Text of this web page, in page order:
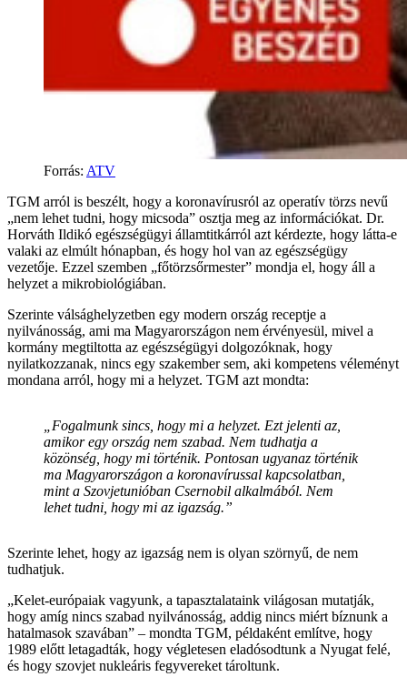
Forrás: ATV
TGM arról is beszélt, hogy a koronavírusról az operatív törzs nevű
„nem lehet tudni, hogy micsoda” osztja meg az információkat. Dr.
Horváth Ildikó egészségügyi államtitkárról azt kérdezte, hogy látta-e
valaki az elmúlt hónapban, és hogy hol van az egészségügy
vezetője. Ezzel szemben „főtörzsőrmester” mondja el, hogy áll a
helyzet a mikrobiológiában.
Szerinte válsághelyzetben egy modern ország receptje a
nyilvánosság, ami ma Magyarországon nem érvényesül, mivel a
kormány megtiltotta az egészségügyi dolgozóknak, hogy
nyilatkozzanak, nincs egy szakember sem, aki kompetens véleményt
mondana arról, hogy mi a helyzet. TGM azt mondta:
„Fogalmunk sincs, hogy mi a helyzet. Ezt jelenti az,
amikor egy ország nem szabad. Nem tudhatja a
közönség, hogy mi történik. Pontosan ugyanaz történik
ma Magyarországon a koronavírussal kapcsolatban,
mint a Szovjetunióban Csernobil alkalmából. Nem
lehet tudni, hogy mi az igazság.”
Szerinte lehet, hogy az igazság nem is olyan szörnyű, de nem
tudhatjuk.
„Kelet-európaiak vagyunk, a tapasztalataink világosan mutatják,
hogy amíg nincs szabad nyilvánosság, addig nincs miért bíznunk a
hatalmasok szavában” – mondta TGM, példaként említve, hogy
1989 előtt letagadták, hogy végletesen eladósodtunk a Nyugat felé,
és hogy szovjet nukleáris fegyvereket tároltunk.